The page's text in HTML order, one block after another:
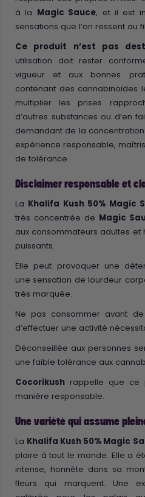
à la Magic Sauce, et il est
sensations que l’on ressent au
Ce produit n’est pas
utilisation doit rester
vigueur et aux bonnes
contenant des cannabinoïdes
multiplier les prises
d’autres substances ou d’en
demandant de la
expérience responsable,
de tolérance.
Disclaimer responsable et
La Khalifa Kush 50% Magic
très concentrée de Magic
aux consommateurs adultes et
puissants.
Elle peut provoquer une
une sensation de lourdeur
très marquée.
Ne pas consommer avant
d’effectuer une activité
Déconseillée aux personnes
une faible tolérance aux
Cocorikush rappelle que ce
manière responsable.
Une variété qui assume
La Khalifa Kush 50% Magic
plaire à tout le monde. Elle a
intense, honnête dans sa
fleurs qui marquent. Une